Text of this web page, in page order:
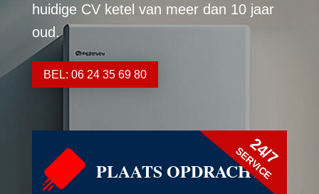
huidige CV ketel van meer dan 10 jaar
oud.
BEL: 06 24 35 69 80
PLAATS OPDRACHT
24/7
SERVICE